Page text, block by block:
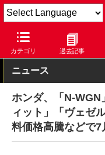
カテゴリ 過去記事
Car Watch 自動車 ホ
ニュース
ホンダ、「N-WGN
ィット」「ヴェゼ
料価格高騰などで